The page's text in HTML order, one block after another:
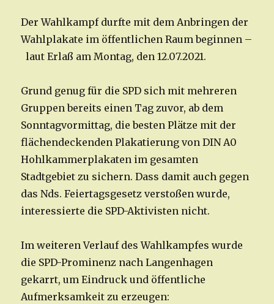
Der Wahlkampf durfte mit dem Anbringen der
Wahlplakate im öffentlichen Raum beginnen –
laut Erlaß am Montag, den 12.07.2021.
Grund genug für die SPD sich mit mehreren
Gruppen bereits einen Tag zuvor, ab dem
Sonntagvormittag, die besten Plätze mit der
flächendeckenden Plakatierung von DIN A0
Hohlkammerplakaten im gesamten
Stadtgebiet zu sichern. Dass damit auch gegen
das Nds. Feiertagsgesetz verstoßen wurde,
interessierte die SPD-Aktivisten nicht.
Im weiteren Verlauf des Wahlkampfes wurde
die SPD-Prominenz nach Langenhagen
gekarrt, um Eindruck und öffentliche
Aufmerksamkeit zu erzeugen: